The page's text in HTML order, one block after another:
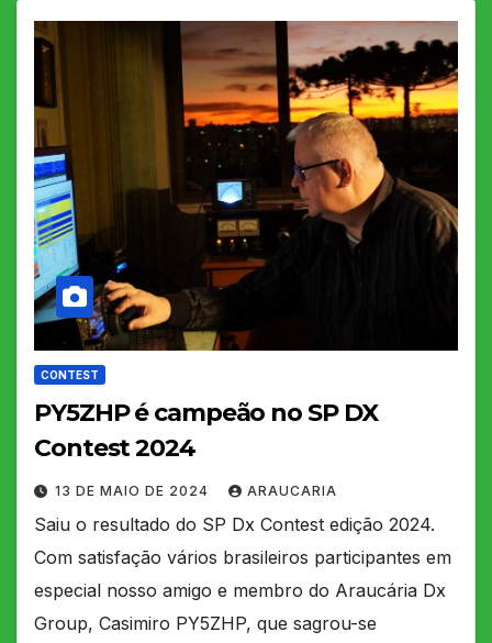
CONTEST
PY5ZHP é campeão no SP DX
Contest 2024
13 DE MAIO DE 2024 ARAUCARIA
Saiu o resultado do SP Dx Contest edição 2024.
Com satisfação vários brasileiros participantes em
especial nosso amigo e membro do Araucária Dx
Group, Casimiro PY5ZHP, que sagrou-se